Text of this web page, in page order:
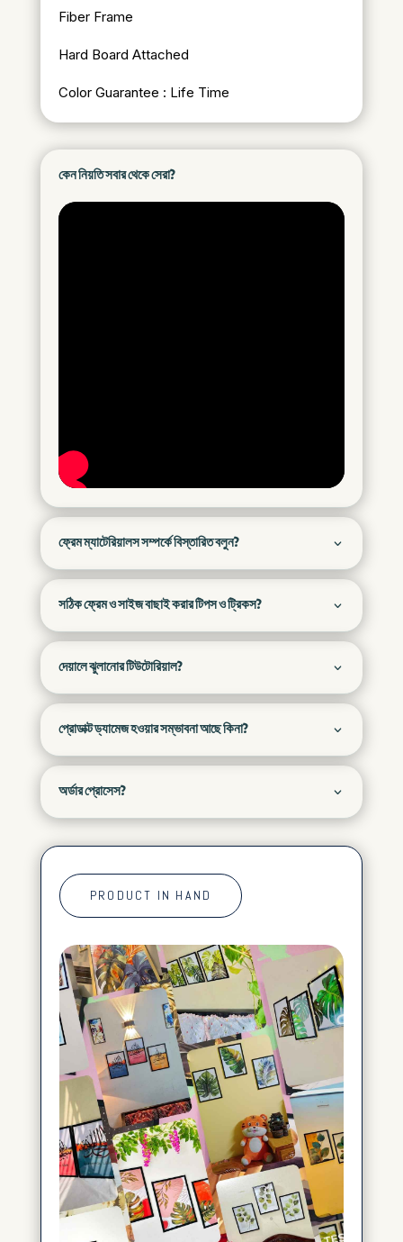
Fiber Frame
Hard Board Attached
Color Guarantee : Life Time
কেন নিয়তি সবার থেকে সেরা?
ফ্রেম ম্যাটেরিয়ালস সম্পর্কে বিস্তারিত বলুন?
সঠিক ফ্রেম ও সাইজ বাছাই করার টিপস ও ট্রিকস?
দেয়ালে ঝুলানোর টিউটোরিয়াল?
প্রোডাক্ট ড্যামেজ হওয়ার সম্ভাবনা আছে কিনা?
অর্ডার প্রোসেস?
PRODUCT IN HAND